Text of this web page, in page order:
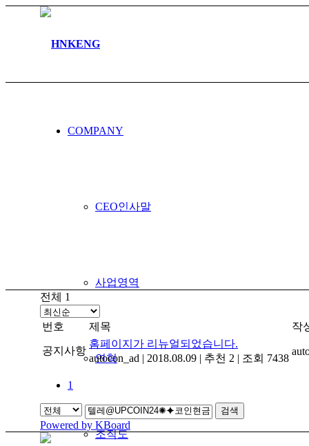
COMPANY
CEO인사말
사업영역
연혁
조직도
전체 1
번호 제목 작
공지사항
홈페이지가 리뉴얼되었습니다.
autocon_ad | 2018.08.09 | 추천 2 | 조회 7438
1
검색
Powered by KBoard